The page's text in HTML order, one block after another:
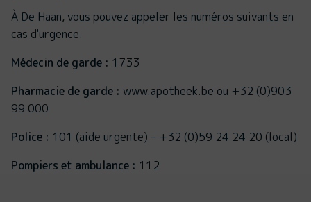
À De Haan, vous pouvez appeler les numéros suivants en
cas d'urgence.
Médecin de garde : 1733
Pharmacie de garde : www.apotheek.be ou +32 (0)903
99 000
Police : 101 (aide urgente) – +32 (0)59 24 24 20 (local)
Pompiers et ambulance : 112